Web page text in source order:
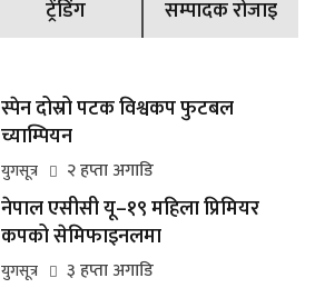
ट्रेंडिंग सम्पादक रोजाइ
स्पेन दोस्रो पटक विश्वकप फुटबल
च्याम्पियन
युगसूत्र २ हप्ता अगाडि
नेपाल एसीसी यू–१९ महिला प्रिमियर
कपको सेमिफाइनलमा
युगसूत्र ३ हप्ता अगाडि